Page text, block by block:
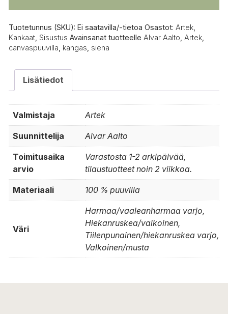
Tuotetunnus (SKU): Ei saatavilla/-tietoa Osastot: Artek
Kankaat Sisustus Avainsanat tuotteelle Alvar Aalto Artek
canvaspuuvilla kangas siena
Lisätiedot
Valmistaja Artek
Suunnittelija Alvar Aalto
Toimitusaika
arvio
Varastosta 1-2 arkipäivää,
tilaustuotteet noin 2 viikkoa.
Materiaali 100 % puuvilla
Väri
Harmaa/vaaleanharmaa varjo,
Hiekanruskea/valkoinen,
Tiilenpunainen/hiekanruskea varjo,
Valkoinen/musta